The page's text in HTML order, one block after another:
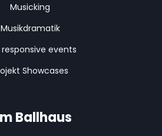
Musicking
Musikdramatik
responsive events
Showcases
Ballhaus